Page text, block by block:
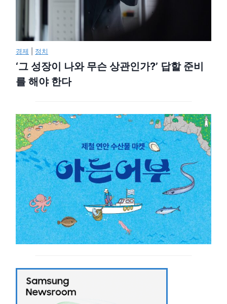
경제 정치
‘그 성장이 나와 무슨 상관인가?’ 답할 준비
를 해야 한다